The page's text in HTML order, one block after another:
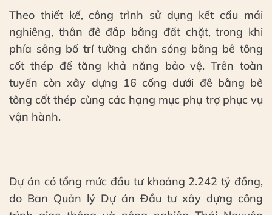
Theo thiết kế, công trình sử dụng kết cấu mái
nghiêng, thân đê đắp bằng đất chặt, trong khi
phía sông bố trí tường chắn sóng bằng bê tông
cốt thép để tăng khả năng bảo vệ. Trên toàn
tuyến còn xây dựng 16 cống dưới đê bằng bê
tông cốt thép cùng các hạng mục phụ trợ phục vụ
vận hành.
Dự án có tổng mức đầu tư khoảng 2.242 tỷ đồng,
do Ban Quản lý Dự án Đầu tư xây dựng công